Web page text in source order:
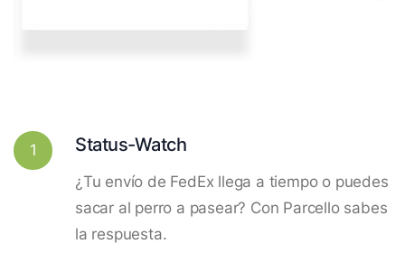
1 Status-Watch
¿Tu envío de FedEx llega a tiempo o puedes
sacar al perro a pasear? Con Parcello sabes
la respuesta.